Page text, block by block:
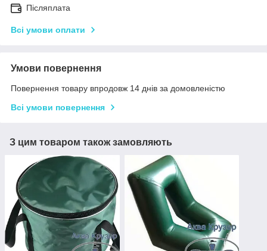
Післяплата
Всі умови оплати
Умови повернення
Повернення товару впродовж 14 днів за домовленістю
Всі умови повернення
З цим товаром також замовляють